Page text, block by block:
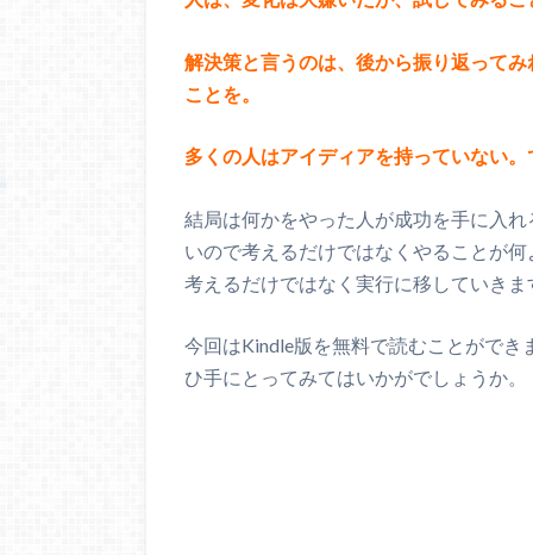
解決策と言うのは、後から振り返って
ことを。
多くの人はアイディアを持っていない
結局は何かをやった人が成功を手に入
いので考えるだけではなくやることが
考えるだけではなく実行に移していきま
今回はKindle版を無料で読むことがで
ひ手にとってみてはいかがでしょうか。